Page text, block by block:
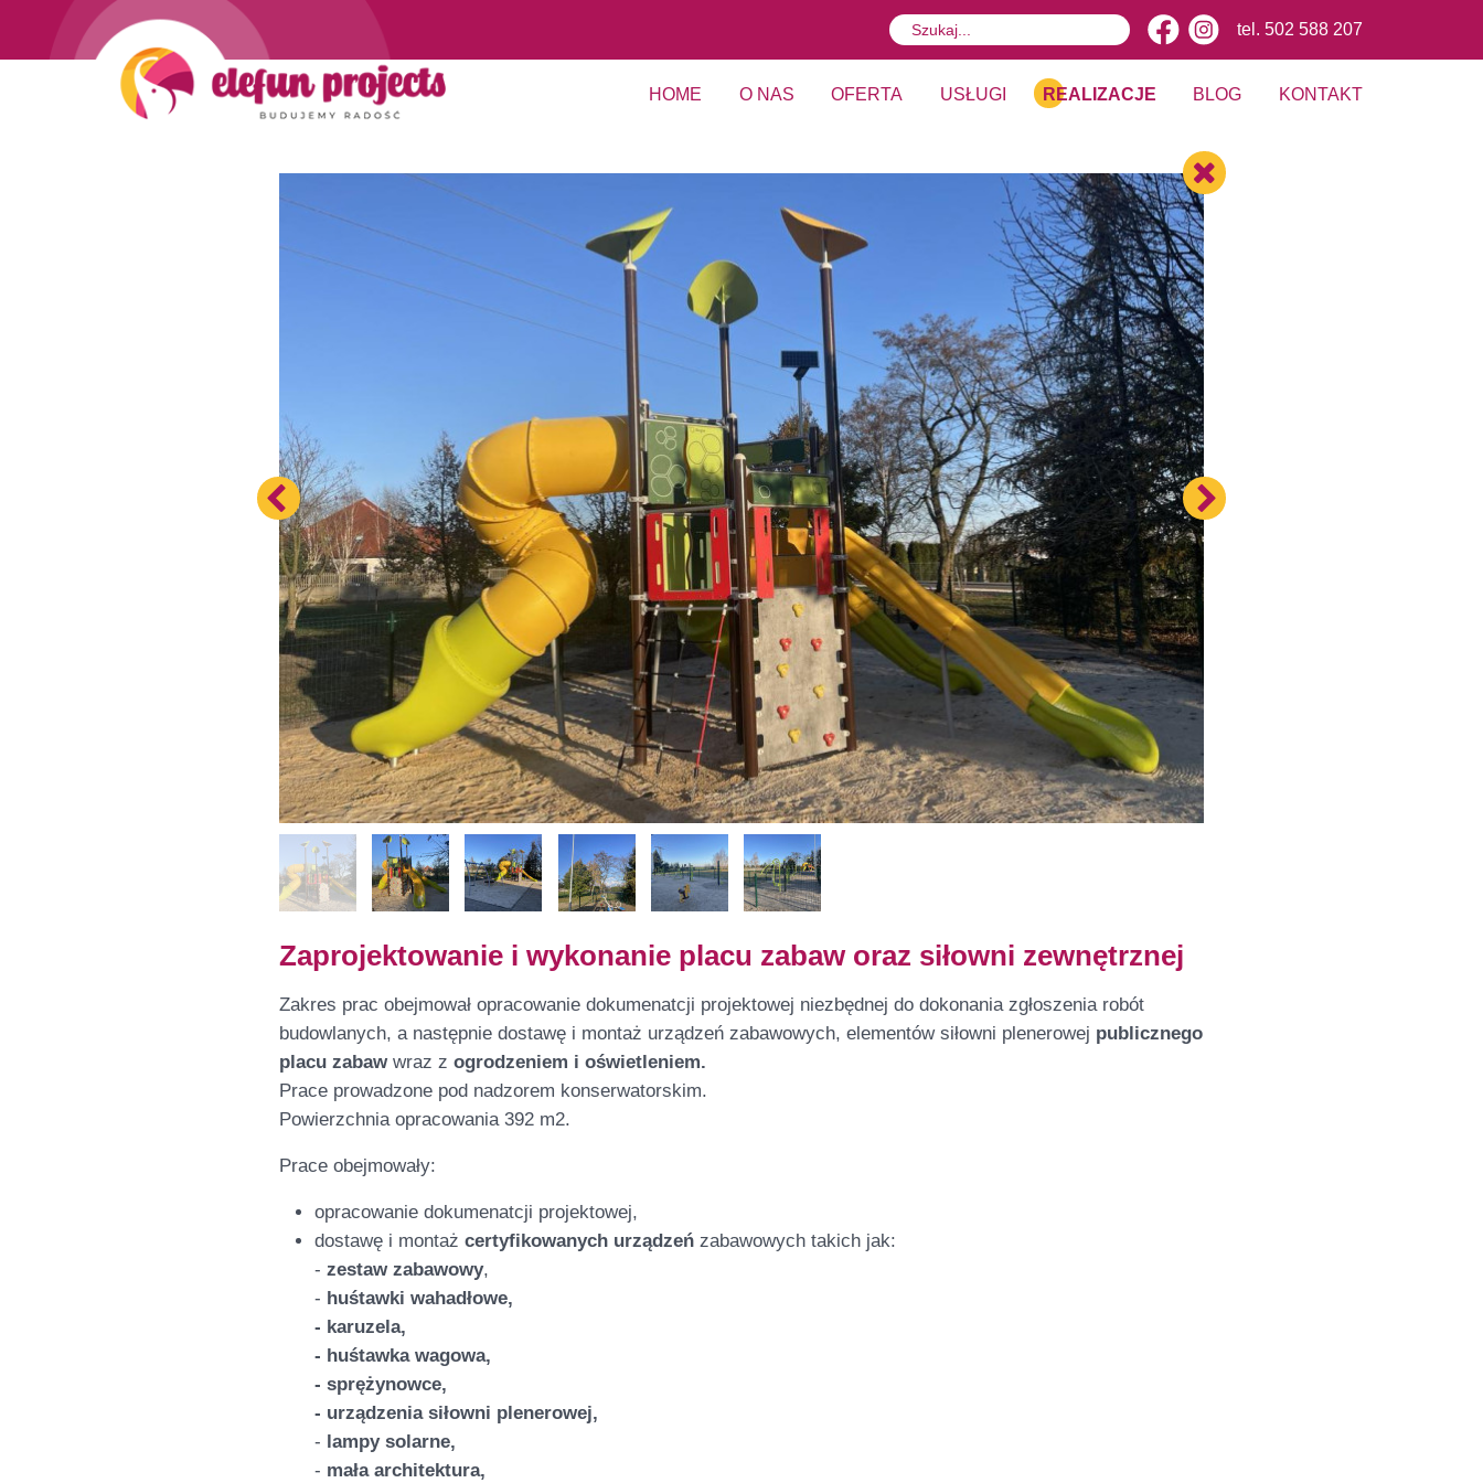
tel. 502 588 207
HOME O NAS OFERTA USŁUGI REALIZACJE BLOG KONTAKT
Zaprojektowanie i wykonanie placu zabaw oraz siłowni zewnętrznej
Zakres prac obejmował opracowanie dokumenatcji projektowej niezbędnej do dokonania zgłoszenia robót
budowlanych, a następnie dostawę i montaż urządzeń zabawowych, elementów siłowni plenerowej publicznego
placu zabaw wraz z ogrodzeniem i oświetleniem.
Prace prowadzone pod nadzorem konserwatorskim.
Powierzchnia opracowania 392 m2.
Prace obejmowały:
opracowanie dokumenatcji projektowej,
dostawę i montaż certyfikowanych urządzeńzabawowych takich jak:
- zestaw zabawowy,
- huśtawki wahadłowe,
- karuzela,
- huśtawka wagowa,
- sprężynowce,
- urządzenia siłowni plenerowej,
- lampy solarne,
- mała architektura,